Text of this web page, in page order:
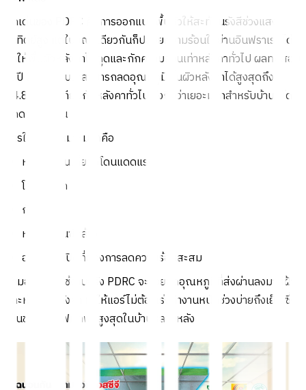
จุดเด่นของ PDRC คือการออกแบบพื้นผิวให้สะท้อนรังสีช่วงแสง
อาทิตย์สูง แต่ในขณะเดียวกันก็ปล่อยความร้อนในย่านอินฟราเรดได้ดี
ทำให้พื้นผิวหลังคาไม่ดูดและกักความร้อนเท่าหลังคาทั่วไป ผลทดสอบ
ในปี 2026 พบว่าสามารถลดอุณหภูมิพื้นผิวหลังคาได้สูงสุดถึง
24.8°C เมื่อเทียบกับหลังคาทั่วไป ซึ่งถือว่าเยอะมากสำหรับบ้านที่โดน
แดดตรงทั้งวัน
การใช้งานที่เหมาะมากคือ
หลังคาบ้านเดี่ยวที่โดนแดดแรง
โรงจอดรถ
กันสาด
หลังคาโซนซักล้าง
อาคารกึ่งเปิดที่ต้องการลดความร้อนสะสม
ถ้ามองในเชิงใช้งานจริง PDRC จะช่วยลดอุณหภูมิที่ส่งผ่านลงมาสู่ฝ้า
และห้องใต้หลังคา ทำให้แอร์ไม่ต้องเร่งทำงานหนักช่วงบ่ายถึงเย็น ซึ่ง
เป็นช่วงที่ค่าไฟมักพุ่งสูงสุดในบ้านหลายหลัง